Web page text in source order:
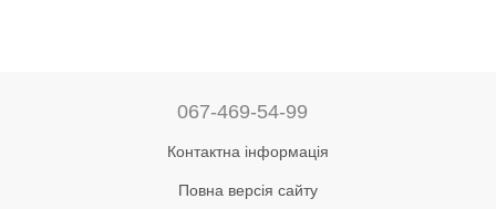
067-469-54-99
Контактна інформація
Повна версія сайту